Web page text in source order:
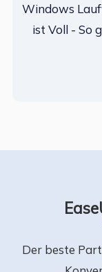
Windows
ist Voll - So
Der beste